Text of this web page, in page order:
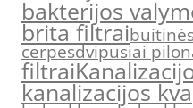
bakterijos
brita filtrai
cerpesdvipusiai
filtrai
kanalizacijos